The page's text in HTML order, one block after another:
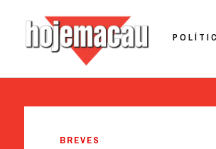
BREVES